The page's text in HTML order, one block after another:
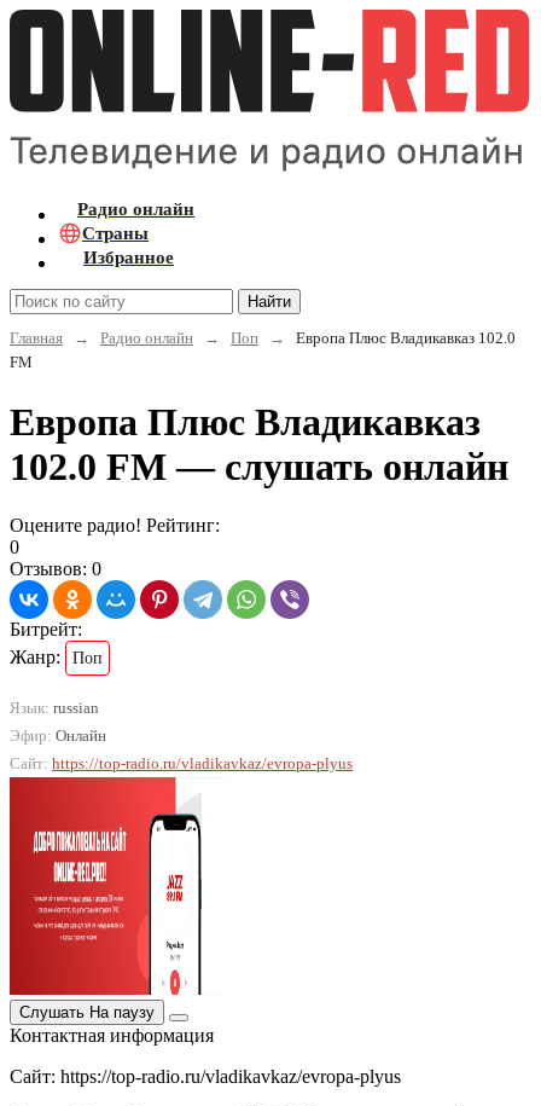
Радио онлайн
Страны
Избранное
Найти
Главная
→ Радио онлайн → Поп →
Европа Плюс Владикавказ 102.0
FM
Европа Плюс Владикавказ
102.0 FM — слушать онлайн
Оцените радио! Рейтинг:
0
Отзывов: 0
Битрейт:
Жанр:
Поп
Язык: russian
Эфир: Онлайн
Сайт: https://top-radio.ru/vladikavkaz/evropa-plyus
Слушать На паузу
Контактная информация
Сайт: https://top-radio.ru/vladikavkaz/evropa-plyus